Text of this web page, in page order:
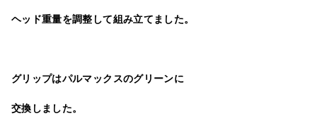
ヘッド重量を調整して組み立てました。
グリップはパルマックスのグリーンに
交換しました。